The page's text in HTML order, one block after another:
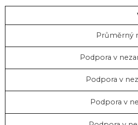
Průměrný
Podpora v
Podpora v
Podpora v